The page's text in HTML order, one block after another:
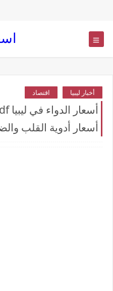
أخبار ليبيا اقتصاد
أسعار أدوية القلب